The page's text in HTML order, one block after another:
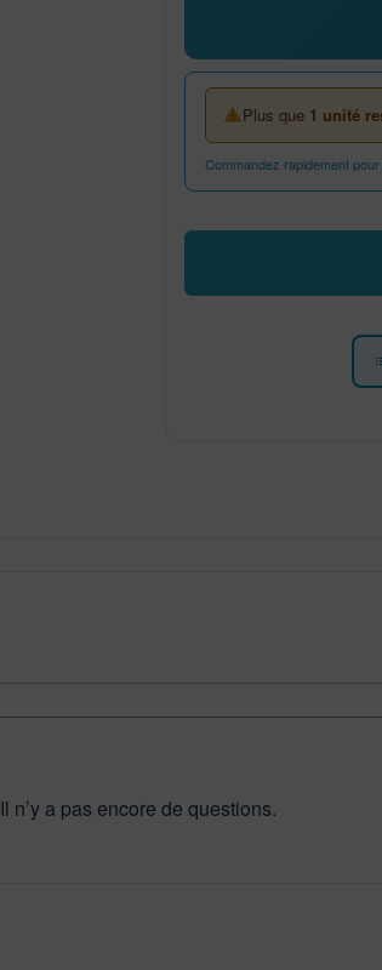
Plus que 1 unité
Commandez rapidement
Il n’y a pas encore de questions.